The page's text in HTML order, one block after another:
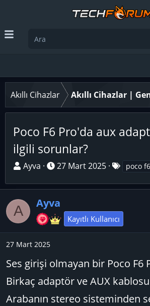
Akıllı Cihazlar Akıllı Cihazlar |
Poco F6 Pro'da aux
ilgili sorunlar?
K
n
u
y
u
a
ş
a
t
Ayva
B
ş
l
a
n
ç
a
r
27 Mart 2025
i
e
t
r
poco
A Ayva
Kayıtlı Kullanıcı
27 Mart 2025
Ses girişi olmayan bir Poco F6
Birkaç adaptör ve AUX
Arabanın stereo sisteminden